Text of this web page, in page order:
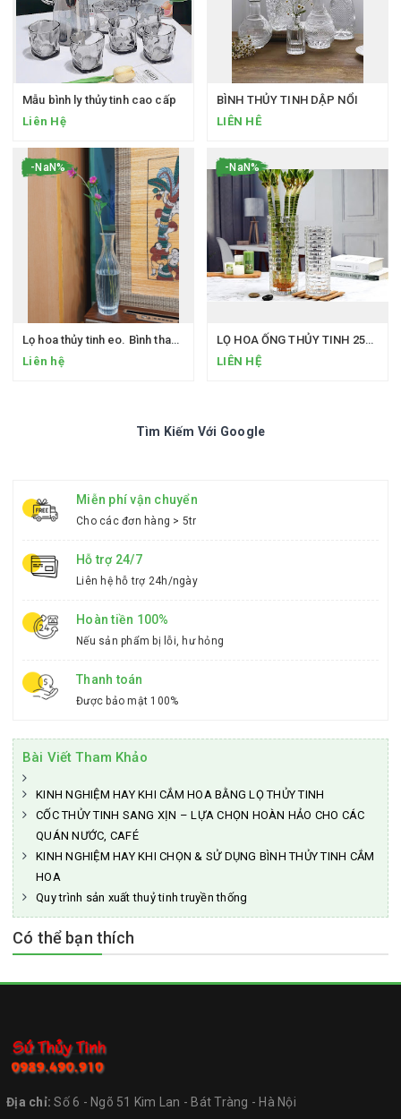
Mẫu bình ly thủy tinh cao cấp
Liên Hệ
BÌNH THỦY TINH DẬP NỔI
LIÊN HÊ
-NaN%
Lọ hoa thủy tinh eo. Bình thanh tịnh
Liên hệ
-NaN%
LỌ HOA ỐNG THỦY TINH 25CM
LIÊN HỆ
Tìm Kiếm Với Google
Miễn phí vận chuyển
Cho các đơn hàng > 5tr
Hỗ trợ 24/7
Liên hệ hỗ trợ 24h/ngày
Hoàn tiền 100%
Nếu sản phẩm bị lỗi, hư hỏng
Thanh toán
Được bảo mật 100%
Bài Viết Tham Khảo
KINH NGHIỆM HAY KHI CẮM HOA BẰNG LỌ THỦY TINH
CỐC THỦY TINH SANG XỊN – LỰA CHỌN HOÀN HẢO CHO CÁC
QUÁN NƯỚC, CAFÉ
KINH NGHIỆM HAY KHI CHỌN & SỬ DỤNG BÌNH THỦY TINH CẮM
HOA
Quy trình sản xuất thuỷ tinh truyền thống
Có thể bạn thích
Địa chỉ:Số 6 - Ngõ 51 Kim Lan - Bát Tràng - Hà Nội